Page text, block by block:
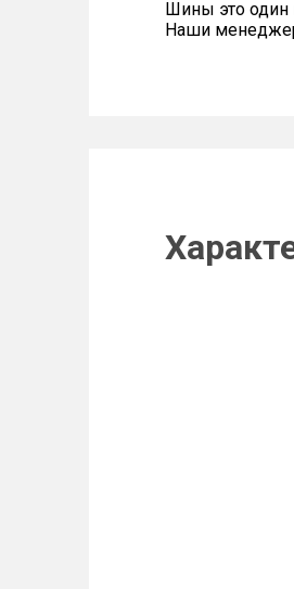
Шины это один
Наши